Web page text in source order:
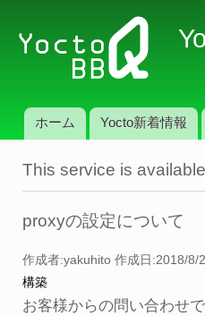
メインメニュー
ホーム Yocto新着情報
This service is
proxyの設定について
作成者:yakuhito 作成日:2018/8/
構築
お客様からの問い合わせで